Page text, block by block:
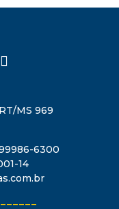
MS 969
6300
14